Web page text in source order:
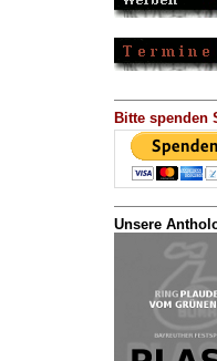
Bitte spenden
Unsere